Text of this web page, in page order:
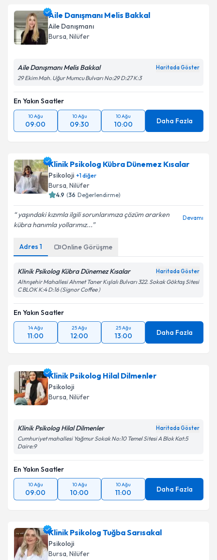
Aile Danışmanı Melis Bakkal
Aile Danışmanı
Bursa, Nilüfer
Aile Danışmanı Melis Bakkal Haritada Göster
29 Ekim Mah. Uğur Mumcu Bulvarı No:29 D:27 K:3
En Yakın Saatler
10 Ağu
09:00
10 Ağu
09:30
10 Ağu
10:00 Daha Fazla
Klinik Psikolog Kübra Dünemez Kısalar
Psikoloji +1diğer
Bursa, Nilüfer
4.9 (36 Değerlendirme)
yaşındaki kızımla ilgili sorunlarımıza çözüm ararken
kübra hanımla yollarımız...
Devamı
Adres 1 Online Görüşme
Klinik Psikolog Kübra Dünemez Kısalar Haritada Göster
Altınşehir Mahallesi Ahmet Taner Kışlalı Bulvarı 322. Sokak Göktaş Sitesi
C BLOK K:4 D:16 (Signor Coffee )
En Yakın Saatler
14 Ağu
11:00
25 Ağu
12:00
25 Ağu
13:00 Daha Fazla
Klinik Psikolog Hilal Dilmenler
Psikoloji
Bursa, Nilüfer
Klinik Psikolog Hilal Dilmenler Haritada Göster
Cumhuriyet mahallesi Yağmur Sokak No:10 Temel Sitesi A Blok Kat:5
Daire:9
En Yakın Saatler
10 Ağu
09:00
10 Ağu
10:00
10 Ağu
11:00 Daha Fazla
Klinik Psikolog Tuğba Sarısakal
Psikoloji
Bursa, Nilüfer